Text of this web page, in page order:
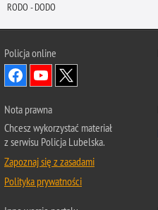
RODO - DODO
Policja online
Nota prawna
Chcesz wykorzystać materiał
z serwisu Policja Lubelska.
Zapoznaj się z zasadami
Polityka prywatności